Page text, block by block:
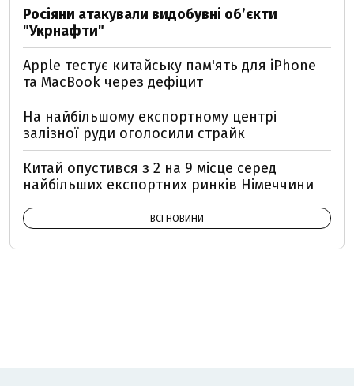
Росіяни атакували видобувні обʼєкти
"Укрнафти"
Apple тестує китайську пам'ять для iPhone
та MacBook через дефіцит
На найбільшому експортному центрі
залізної руди оголосили страйк
Китай опустився з 2 на 9 місце серед
найбільших експортних ринків Німеччини
ВСІ НОВИНИ